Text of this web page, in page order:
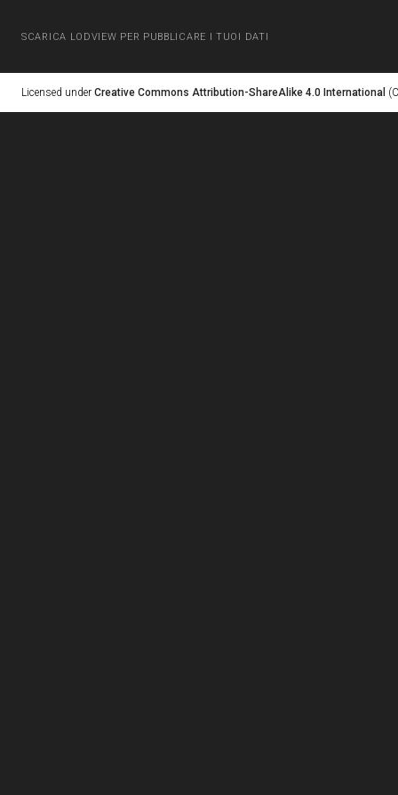
SCARICA LODVIEW PER PUBBLICARE I TUOI DATI
Licensed under Creative Commons Attribution-ShareAlike 4.0 International